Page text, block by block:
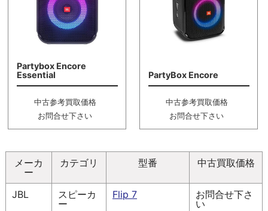
Partybox Encore
Essential
中古参考買取価格
お問合せ下さい
PartyBox Encore
中古参考買取価格
お問合せ下さい
メーカ
ー
カテゴリ 型番 中古買取価格
JBL
スピーカ
ー
Flip 7
お問合せ下さ
い